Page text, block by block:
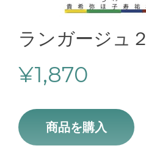
ランガージュ２
¥1,870
商品を購入